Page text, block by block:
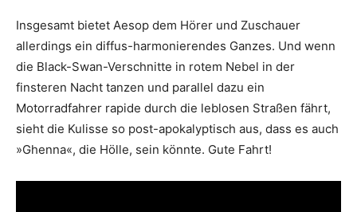
Insgesamt bietet Aesop dem Hörer und Zuschauer
allerdings ein diffus-harmonierendes Ganzes. Und wenn
die Black-Swan-Verschnitte in rotem Nebel in der
finsteren Nacht tanzen und parallel dazu ein
Motorradfahrer rapide durch die leblosen Straßen fährt,
sieht die Kulisse so post-apokalyptisch aus, dass es auch
»Ghenna«, die Hölle, sein könnte. Gute Fahrt!